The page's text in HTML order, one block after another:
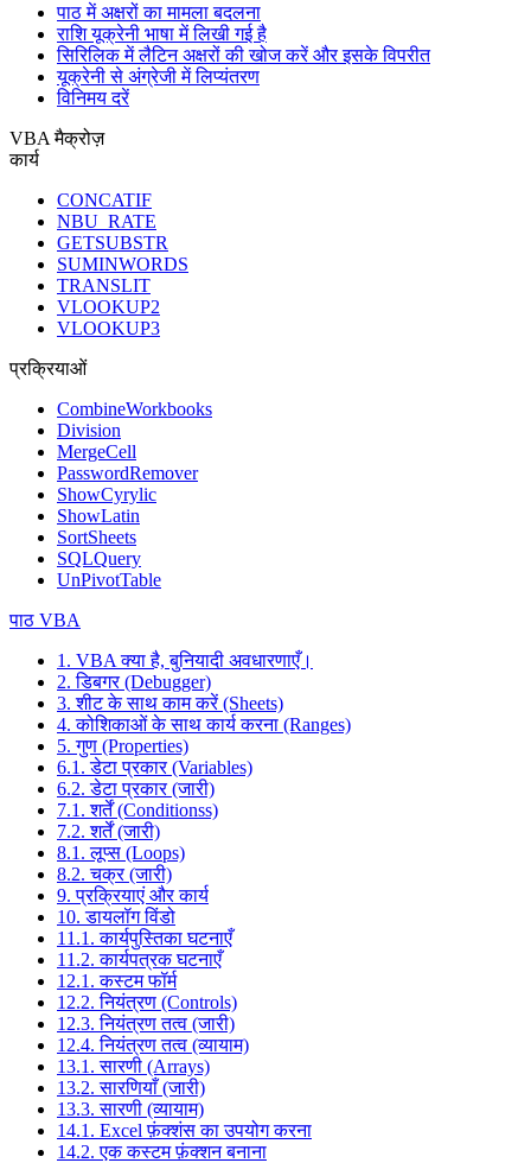
पाठ में अक्षरों का मामला बदलना
राशि यूक्रेनी भाषा में लिखी गई है
सिरिलिक में लैटिन अक्षरों की खोज करें और इसके विपरीत
यूक्रेनी से अंग्रेजी में लिप्यंतरण
विनिमय दरें
VBA मैक्रोज़
कार्य
CONCATIF
NBU_RATE
GETSUBSTR
SUMINWORDS
TRANSLIT
VLOOKUP2
VLOOKUP3
प्रक्रियाओं
CombineWorkbooks
Division
MergeCell
PasswordRemover
ShowCyrylic
ShowLatin
SortSheets
SQLQuery
UnPivotTable
पाठ VBA
1. VBA क्या है, बुनियादी अवधारणाएँ।
2. डिबगर (Debugger)
3. शीट के साथ काम करें (Sheets)
4. कोशिकाओं के साथ कार्य करना (Ranges)
5. गुण (Properties)
6.1. डेटा प्रकार (Variables)
6.2. डेटा प्रकार (जारी)
7.1. शर्तें (Conditionss)
7.2. शर्तें (जारी)
8.1. लूप्स (Loops)
8.2. चक्र (जारी)
9. प्रक्रियाएं और कार्य
10. डायलॉग विंडो
11.1. कार्यपुस्तिका घटनाएँ
11.2. कार्यपत्रक घटनाएँ
12.1. कस्टम फॉर्म
12.2. नियंत्रण (Controls)
12.3. नियंत्रण तत्व (जारी)
12.4. नियंत्रण तत्व (व्यायाम)
13.1. सारणी (Arrays)
13.2. सारणियाँ (जारी)
13.3. सारणी (व्यायाम)
14.1. Excel फ़ंक्शंस का उपयोग करना
14.2. एक कस्टम फ़ंक्शन बनाना